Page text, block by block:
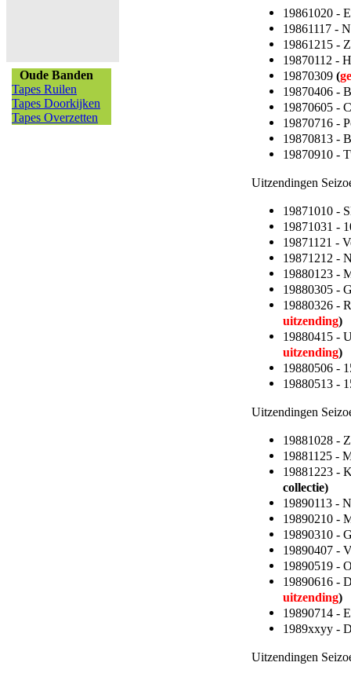
Oude Banden
Tapes Ruilen
Tapes Doorkijken
Tapes Overzetten
19861020 -
19861117 -
19861215 -
19870112 -
19870309 (
19870406 -
19870605 -
19870716 -
19870813 -
19870910 -
Uitzendingen
19871010 -
19871031 -
19871121 -
19871212 -
19880123 -
19880305 -
19880326 -
uitzending)
19880415 -
uitzending)
19880506 -
19880513 -
Uitzendingen
19881028 -
19881125 -
19881223 -
collectie)
19890113 -
19890210 -
19890310 -
19890407 -
19890519 -
19890616 -
uitzending)
19890714 -
1989xxyy -
Uitzendingen